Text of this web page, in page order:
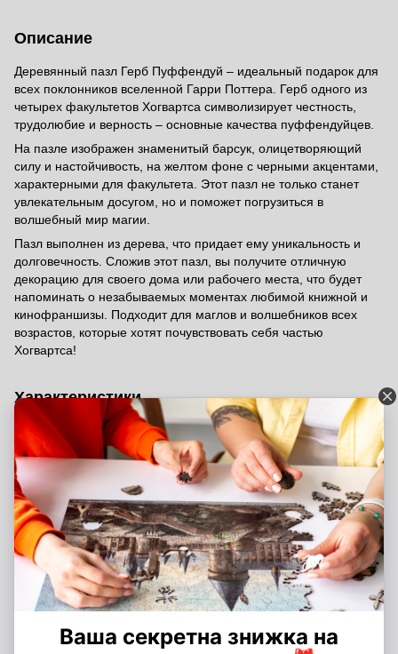
Описание
Деревянный пазл Герб Пуффендуй – идеальный подарок для
всех поклонников вселенной Гарри Поттера. Герб одного из
четырех факультетов Хогвартса символизирует честность,
трудолюбие и верность – основные качества пуффендуйцев.
На пазле изображен знаменитый барсук, олицетворяющий
силу и настойчивость, на желтом фоне с черными акцентами,
характерными для факультета. Этот пазл не только станет
увлекательным досугом, но и поможет погрузиться в
волшебный мир магии.
Пазл выполнен из дерева, что придает ему уникальность и
долговечность. Сложив этот пазл, вы получите отличную
декорацию для своего дома или рабочего места, что будет
напоминать о незабываемых моментах любимой книжной и
кинофраншизы. Подходит для маглов и волшебников всех
возрастов, которые хотят почувствовать себя частью
Хогвартса!
Характеристики
Размер пазла
(см)
XL - 40х30 см
Количество
деталей
XL - 223 детали
Время сборки XL - 2-3 часа сборки
Отзывы